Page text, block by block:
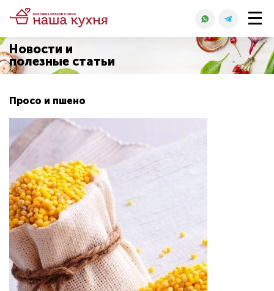
Новости и
полезные статьи
Просо и пшено